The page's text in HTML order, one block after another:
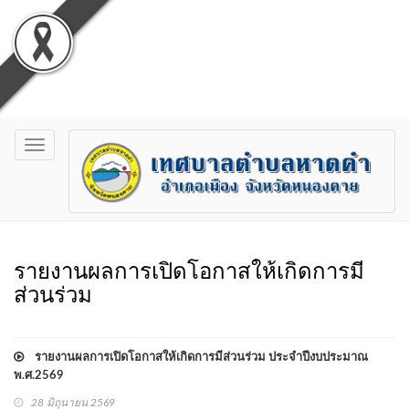
Toggle
navigation
รายงานผลการเปิดโอกาสให้เกิดการมี
ส่วนร่วม
รายงานผลการเปิดโอกาสให้เกิดการมีส่วนร่วม ประจำปีงบประมาณ
พ.ศ.2569
28 มิถุนายน 2569